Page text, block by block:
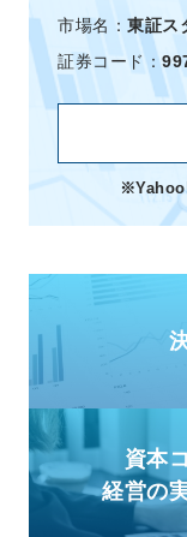
市場名： 東証ス
証券コード：
※Yahoo!
資本
経営の